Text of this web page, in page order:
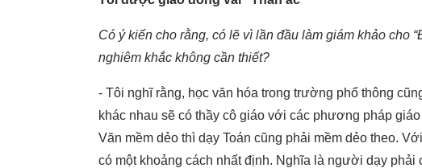
Có ý kiến cho rằng, có lẽ vì lần đầu làm giám khảo cho
nghiêm khắc không cần thiết?
- Tôi nghĩ rằng, học văn hóa trong trường phổ thông
khác nhau sẽ có thầy cô giáo với các phương pháp
Văn mềm dẻo thì dạy Toán cũng phải mềm dẻo theo.
có một khoảng cách nhất định. Nghĩa là người dạy phải